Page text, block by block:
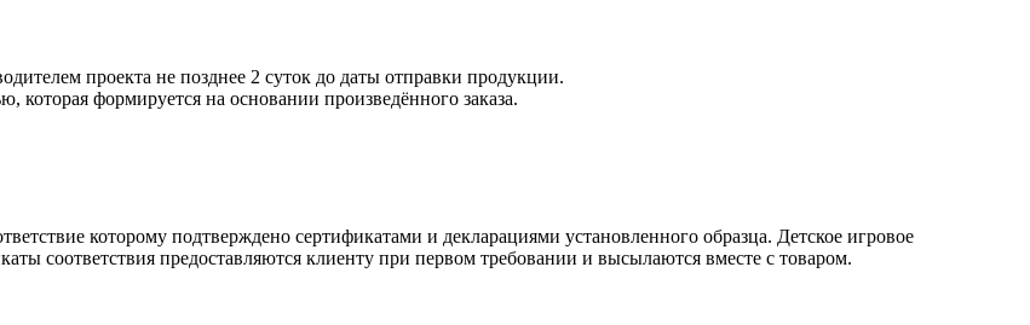
проекта не позднее 2 суток до даты отправки продукции.
которая формируется на основании произведённого заказа.
которому подтверждено сертификатами и декларациями установленного образца. Детское игровое
соответствия предоставляются клиенту при первом требовании и высылаются вместе с товаром.